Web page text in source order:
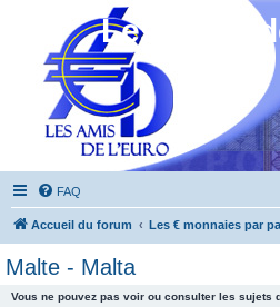
Les Amis
FAQ
Accueil du forum Les € monnaies par
Malte - Malta
Vous ne pouvez pas voir ou consulter les sujets